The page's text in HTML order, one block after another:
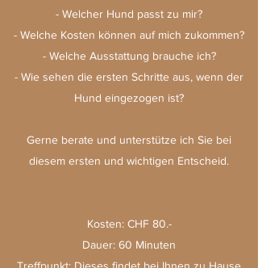
- Welcher Hund passt zu mir?
- Welche Kosten können auf mich zukommen?
- Welche Ausstattung brauche ich?
- Wie sehen die ersten Schritte aus, wenn der
Hund eingezogen ist?
Gerne berate und unterstütze ich Sie bei
diesem ersten und wichtigen Entscheid.
Kosten: CHF 80.-
Dauer: 60 Minuten